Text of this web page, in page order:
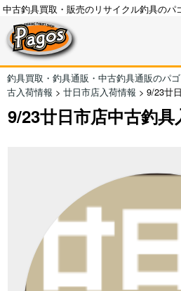
中古釣具買取・販売のリサイクル釣具のパ
釣具買取・釣具通販・中古釣具通販のパ
古入荷情報 > 廿日市店入荷情報 > 9/23廿
9/23廿日市店中古釣具